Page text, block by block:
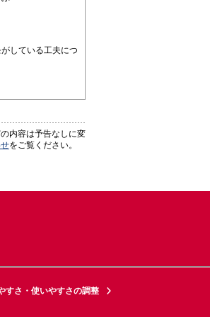
している工夫につ
内容は予告なしに変
をご覧ください。
すさ・使いやすさの調整